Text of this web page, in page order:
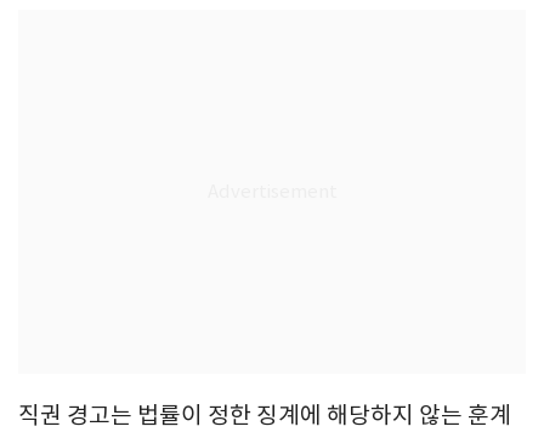
직권 경고는 법률이 정한 징계에 해당하지 않는 훈계